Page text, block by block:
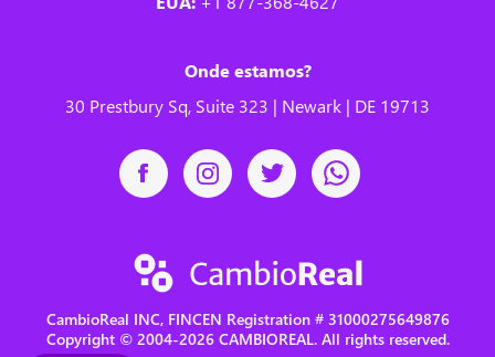
Onde estamos?
30 Prestbury Sq, Suite 323 | Newark | DE 19713
CambioReal INC, FINCEN Registration # 31000275649876
Copyright © 2004-2026 CAMBIOREAL. All rights reserved.